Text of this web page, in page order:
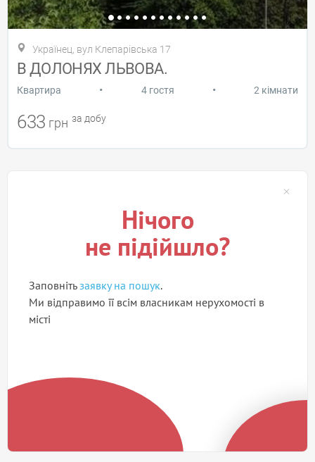
Українец, вул Клепарівська 17
В ДОЛОНЯХ ЛЬВОВА.
Квартира • 4 гостя • 2 кімнати
633 грн за добу
Нічого
не підійшло?
Заповнітьзаявку на пошук.
Ми відправимо її всім власникам нерухомості в
місті